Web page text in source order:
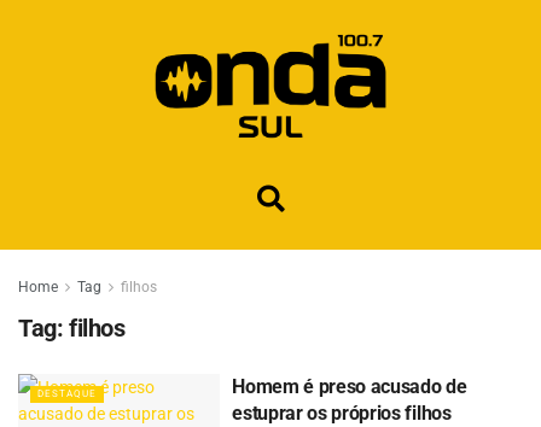
Home Tag filhos
Tag: filhos
DESTAQUE
Homem é preso acusado de
estuprar os próprios filhos